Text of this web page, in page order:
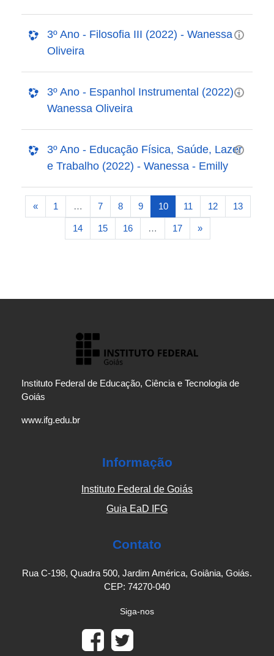
3º Ano - Filosofia III (2022) - Wanessa
Oliveira
3º Ano - Espanhol Instrumental (2022) -
Wanessa Oliveira
3º Ano - Educação Física, Saúde, Lazer
e Trabalho (2022) - Wanessa - Emilly
«Página anterior
1 … 7 8 9 10(atual)
11 12 13
14 15 16 … 17 »Próxima página
Instituto Federal de Educação, Ciência e Tecnologia de
Goiás
www.ifg.edu.br
Informação
Instituto Federal de Goiás
Guia EaD IFG
Contato
Rua C-198, Quadra 500, Jardim América, Goiânia, Goiás.
CEP: 74270-040
Siga-nos